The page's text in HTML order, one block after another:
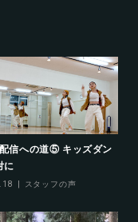
信への道⑤ キッズダン
に
スタッフの声